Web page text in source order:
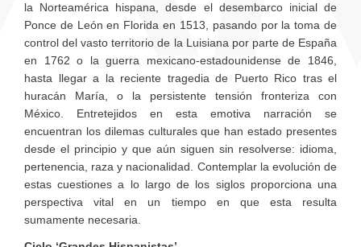
la Norteamérica hispana, desde el desembarco inicial de
Ponce de León en Florida en 1513, pasando por la toma de
control del vasto territorio de la Luisiana por parte de España
en 1762 o la guerra mexicano-estadounidense de 1846,
hasta llegar a la reciente tragedia de Puerto Rico tras el
huracán María, o la persistente tensión fronteriza con
México. Entretejidos en esta emotiva narración se
encuentran los dilemas culturales que han estado presentes
desde el principio y que aún siguen sin resolverse: idioma,
pertenencia, raza y nacionalidad. Contemplar la evolución de
estas cuestiones a lo largo de los siglos proporciona una
perspectiva vital en un tiempo en que esta resulta
sumamente necesaria.